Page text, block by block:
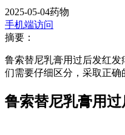
2025-05-04药物
手机端访问
摘要：
鲁索替尼乳膏用过后发红
们需要仔细区分，采取正
鲁索替尼乳膏用